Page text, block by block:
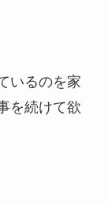
いるのを家
を続けて欲